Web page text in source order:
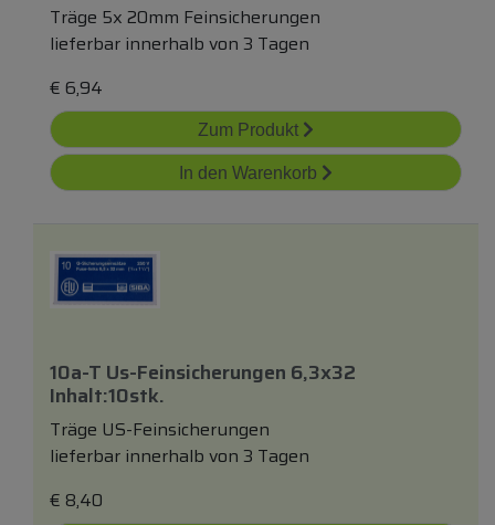
Träge 5x 20mm Feinsicherungen
lieferbar innerhalb von 3 Tagen
€ 6,94
Zum Produkt
In den Warenkorb
10a-T Us-Feinsicherungen 6,3x32
Inhalt:10stk.
Träge US-Feinsicherungen
lieferbar innerhalb von 3 Tagen
€ 8,40